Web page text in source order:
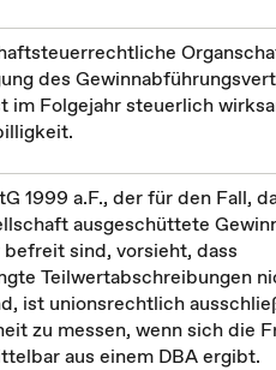
des
im Folgejahr steuerlich
1999 a.F., der für den Fall,
ausgeschüttete
sind, vorsieht, dass
Teilwertabschreibungen
ist unionsrechtlich
zu messen, wenn sich die
aus einem DBA ergibt.